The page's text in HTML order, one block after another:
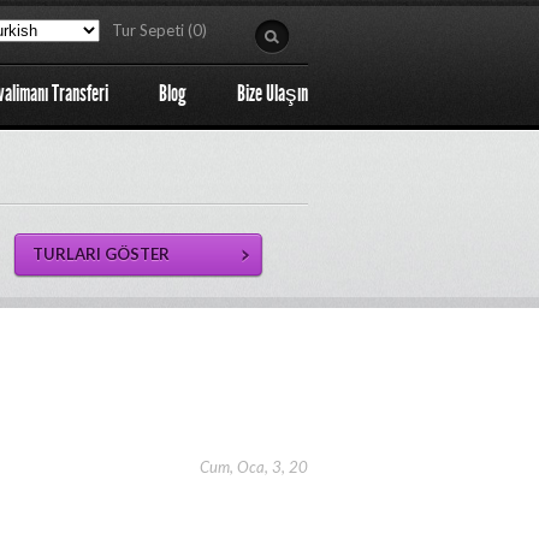
Tur Sepeti (0)
Transferi Blog Bize Ulaşın
Cum, Oca, 3, 20